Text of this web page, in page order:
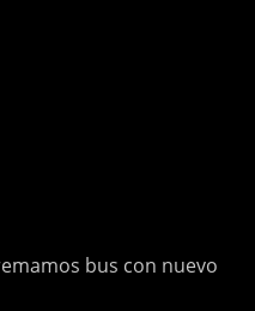
bus con nuevo